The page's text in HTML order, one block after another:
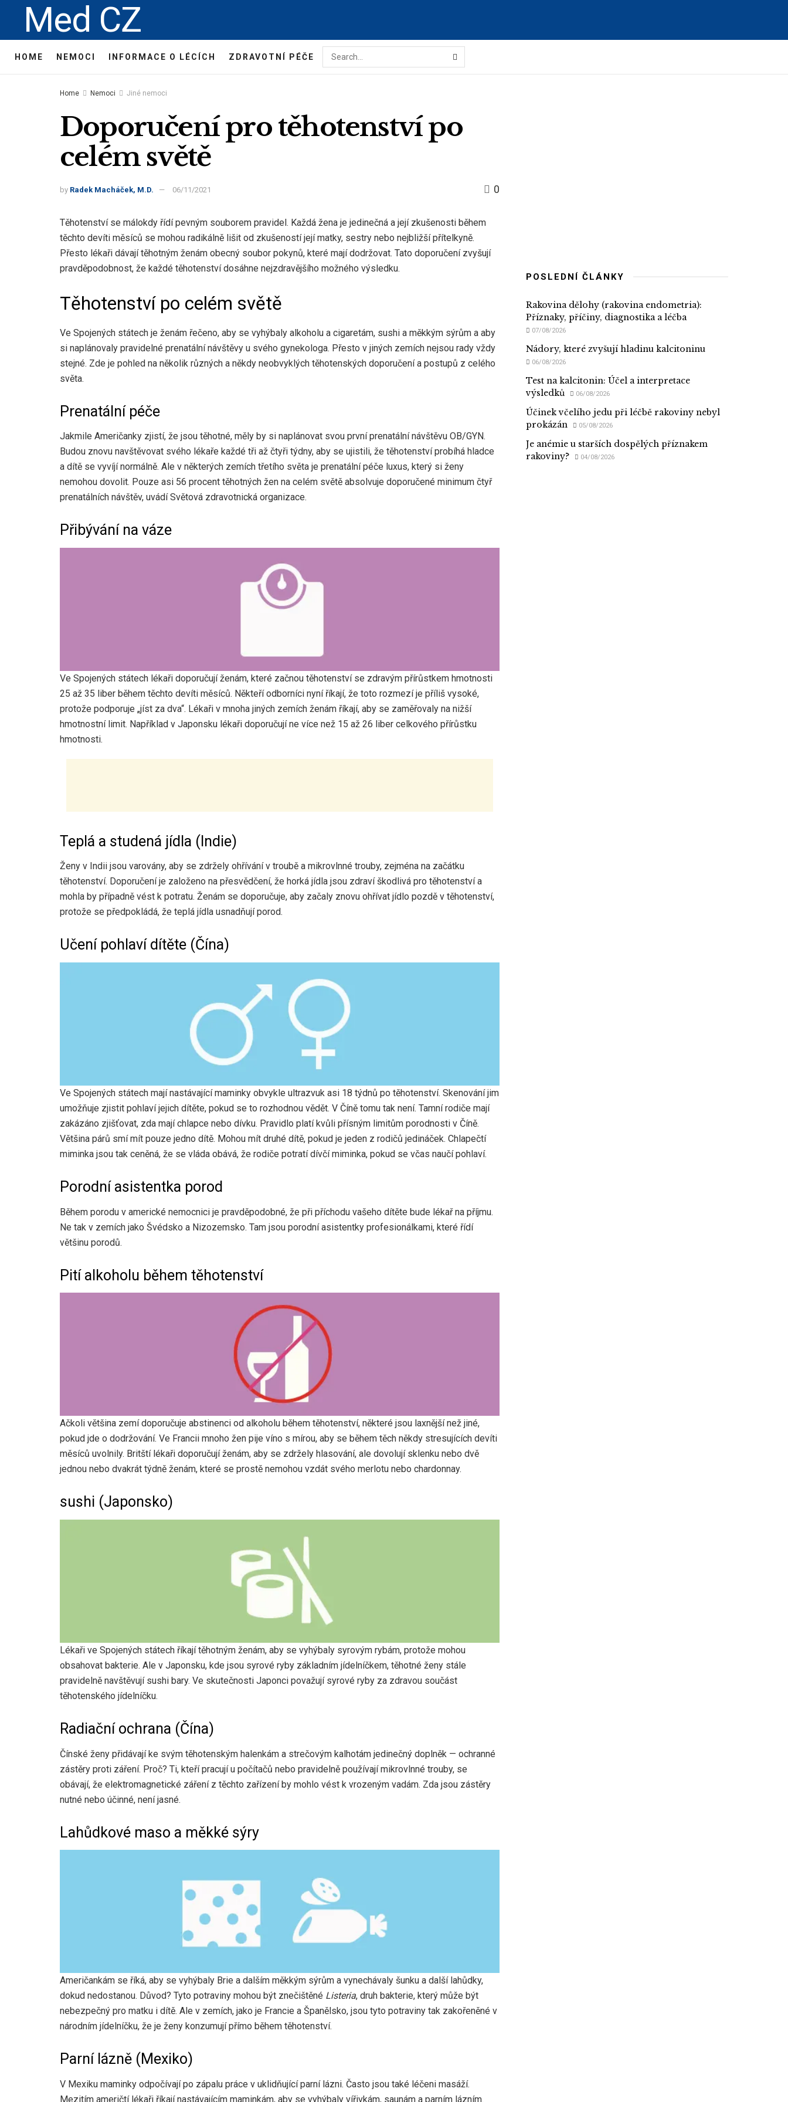
Med CZ
HOME NEMOCI INFORMACE O LÉCÍCH ZDRAVOTNÍ PÉČE
Home Nemoci Jiné nemoci
Doporučení pro těhotenství po
celém světě
by Radek Macháček, M.D. 06/11/2021 0
Těhotenství se málokdy řídí pevným souborem pravidel. Každá žena je jedinečná a její zkušenosti během
těchto devíti měsíců se mohou radikálně lišit od zkušeností její matky, sestry nebo nejbližší přítelkyně.
Přesto lékaři dávají těhotným ženám obecný soubor pokynů, které mají dodržovat. Tato doporučení zvyšují
pravděpodobnost, že každé těhotenství dosáhne nejzdravějšího možného výsledku.
Těhotenství po celém světě
Ve Spojených státech je ženám řečeno, aby se vyhýbaly alkoholu a cigaretám, sushi a měkkým sýrům a aby
si naplánovaly pravidelné prenatální návštěvy u svého gynekologa. Přesto v jiných zemích nejsou rady vždy
stejné. Zde je pohled na několik různých a někdy neobvyklých těhotenských doporučení a postupů z celého
světa.
Prenatální péče
Jakmile Američanky zjistí, že jsou těhotné, měly by si naplánovat svou první prenatální návštěvu OB/GYN.
Budou znovu navštěvovat svého lékaře každé tři až čtyři týdny, aby se ujistili, že těhotenství probíhá hladce
a dítě se vyvíjí normálně. Ale v některých zemích třetího světa je prenatální péče luxus, který si ženy
nemohou dovolit. Pouze asi 56 procent těhotných žen na celém světě absolvuje doporučené minimum čtyř
prenatálních návštěv, uvádí Světová zdravotnická organizace.
Přibývání na váze
Ve Spojených státech lékaři doporučují ženám, které začnou těhotenství se zdravým přírůstkem hmotnosti
25 až 35 liber během těchto devíti měsíců. Někteří odborníci nyní říkají, že toto rozmezí je příliš vysoké,
protože podporuje „jíst za dva“. Lékaři v mnoha jiných zemích ženám říkají, aby se zaměřovaly na nižší
hmotnostní limit. Například v Japonsku lékaři doporučují ne více než 15 až 26 liber celkového přírůstku
hmotnosti.
Teplá a studená jídla (Indie)
Ženy v Indii jsou varovány, aby se zdržely ohřívání v troubě a mikrovlnné trouby, zejména na začátku
těhotenství. Doporučení je založeno na přesvědčení, že horká jídla jsou zdraví škodlivá pro těhotenství a
mohla by případně vést k potratu. Ženám se doporučuje, aby začaly znovu ohřívat jídlo pozdě v těhotenství,
protože se předpokládá, že teplá jídla usnadňují porod.
Učení pohlaví dítěte (Čína)
Ve Spojených státech mají nastávající maminky obvykle ultrazvuk asi 18 týdnů po těhotenství. Skenování jim
umožňuje zjistit pohlaví jejich dítěte, pokud se to rozhodnou vědět. V Číně tomu tak není. Tamní rodiče mají
zakázáno zjišťovat, zda mají chlapce nebo dívku. Pravidlo platí kvůli přísným limitům porodnosti v Číně.
Většina párů smí mít pouze jedno dítě. Mohou mít druhé dítě, pokud je jeden z rodičů jedináček. Chlapečtí
miminka jsou tak ceněná, že se vláda obává, že rodiče potratí dívčí miminka, pokud se včas naučí pohlaví.
Porodní asistentka porod
Během porodu v americké nemocnici je pravděpodobné, že při příchodu vašeho dítěte bude lékař na příjmu.
Ne tak v zemích jako Švédsko a Nizozemsko. Tam jsou porodní asistentky profesionálkami, které řídí
většinu porodů.
Pití alkoholu během těhotenství
Ačkoli většina zemí doporučuje abstinenci od alkoholu během těhotenství, některé jsou laxnější než jiné,
pokud jde o dodržování. Ve Francii mnoho žen pije víno s mírou, aby se během těch někdy stresujících devíti
měsíců uvolnily. Britští lékaři doporučují ženám, aby se zdržely hlasování, ale dovolují sklenku nebo dvě
jednou nebo dvakrát týdně ženám, které se prostě nemohou vzdát svého merlotu nebo chardonnay.
sushi (Japonsko)
Lékaři ve Spojených státech říkají těhotným ženám, aby se vyhýbaly syrovým rybám, protože mohou
obsahovat bakterie. Ale v Japonsku, kde jsou syrové ryby základním jídelníčkem, těhotné ženy stále
pravidelně navštěvují sushi bary. Ve skutečnosti Japonci považují syrové ryby za zdravou součást
těhotenského jídelníčku.
Radiační ochrana (Čína)
Čínské ženy přidávají ke svým těhotenským halenkám a strečovým kalhotám jedinečný doplněk — ochranné
zástěry proti záření. Proč? Ti, kteří pracují u počítačů nebo pravidelně používají mikrovlnné trouby, se
obávají, že elektromagnetické záření z těchto zařízení by mohlo vést k vrozeným vadám. Zda jsou zástěry
nutné nebo účinné, není jasné.
Lahůdkové maso a měkké sýry
Američankám se říká, aby se vyhýbaly Brie a dalším měkkým sýrům a vynechávaly šunku a další lahůdky,
dokud nedostanou. Důvod? Tyto potraviny mohou být znečištěné Listeria, druh bakterie, který může být
nebezpečný pro matku i dítě. Ale v zemích, jako je Francie a Španělsko, jsou tyto potraviny tak zakořeněné v
národním jídelníčku, že je ženy konzumují přímo během těhotenství.
Parní lázně (Mexiko)
V Mexiku maminky odpočívají po zápalu práce v uklidňující parní lázni. Často jsou také léčeni masáží.
Mezitím američtí lékaři říkají nastávajícím maminkám, aby se vyhýbaly vířivkám, saunám a parním lázním.
POSLEDNÍ ČLÁNKY
Rakovina dělohy (rakovina endometria):
Příznaky, příčiny, diagnostika a léčba
07/08/2026
Nádory, které zvyšují hladinu kalcitoninu
06/08/2026
Test na kalcitonin: Účel a interpretace
výsledků
06/08/2026
Účinek včelího jedu při léčbě rakoviny nebyl
prokázán
05/08/2026
Je anémie u starších dospělých příznakem
rakoviny?
04/08/2026